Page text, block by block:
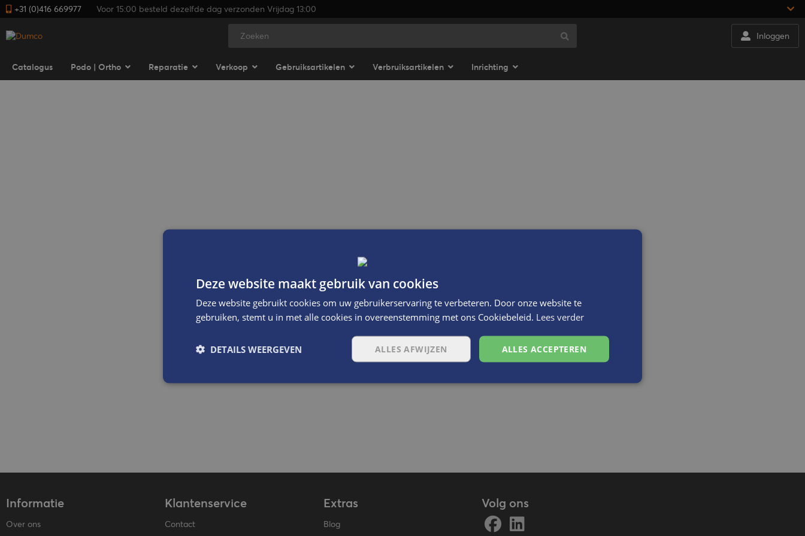
+31 (0)416 669977 Voor 15:00 besteld dezelfde dag verzonden Vrijdag 13:00
Inloggen
Catalogus Podo | Ortho Reparatie Verkoop Gebruiksartikelen Verbruiksartikelen Inrichting
Informatie
Over ons
Klantenservice
Contact
Extras
Blog
Volg ons
Deze website maakt gebruik van cookies
Deze website gebruikt cookies om uw gebruikerservaring te verbeteren. Door onze website te
gebruiken, stemt u in met alle cookies in overeenstemming met ons Cookiebeleid. Lees verder
ALLES ACCEPTEREN
ALLES AFWIJZEN
DETAILS WEERGEVEN